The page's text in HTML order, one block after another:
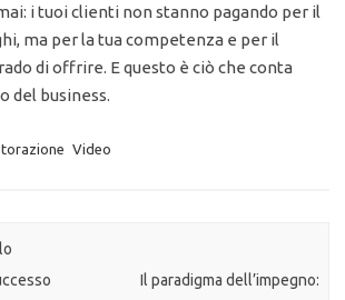
i tuoi clienti non stanno pagando per il
ma per la tua competenza e per il
di offrire. E questo è ciò che conta
del business.
Video
Il paradigma dell’impegno: